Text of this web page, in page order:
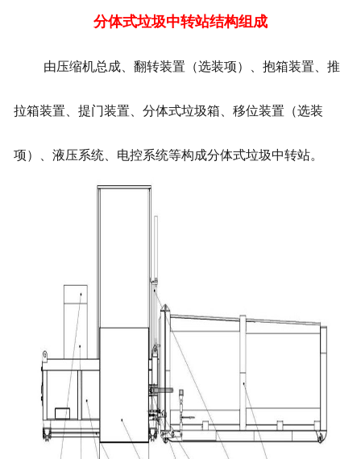
分体式垃圾中转站结构组成
由压缩机总成、翻转装置（选装项）、抱箱装置、推
拉箱装置、提门装置、分体式垃圾箱、移位装置（选装
项）、液压系统、电控系统等构成分体式垃圾中转站。